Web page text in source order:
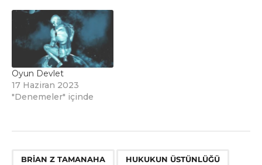
Oyun Devlet
17 Haziran 2023
"Denemeler" içinde
BRIAN Z TAMANAHA HUKUKUN ÜSTÜNLÜĞÜ